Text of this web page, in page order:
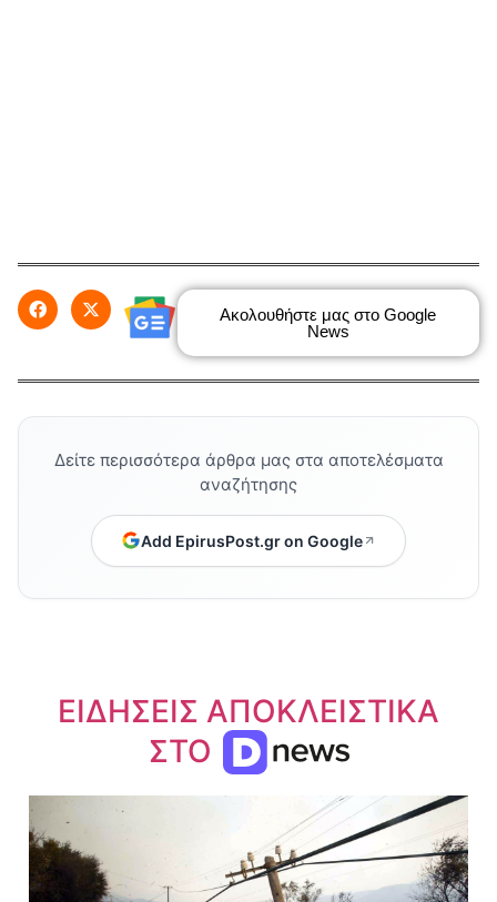
Ακολουθήστε μας στο Google
News
Δείτε περισσότερα άρθρα μας στα αποτελέσματα
αναζήτησης
Add EpirusPost.gr on Google
ΕΙΔΗΣΕΙΣ ΑΠΟΚΛΕΙΣΤΙΚΑ
ΣΤΟ